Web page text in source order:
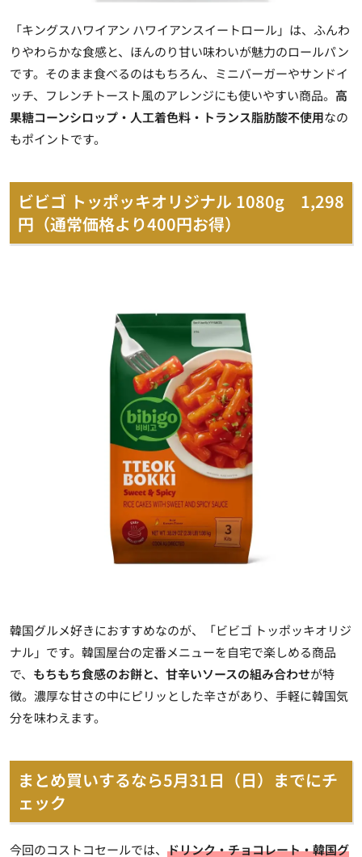
「キングスハワイアン ハワイアンスイートロール」は、ふんわ
りやわらかな食感と、ほんのり甘い味わいが魅力のロールパン
です。そのまま食べるのはもちろん、ミニバーガーやサンドイ
ッチ、フレンチトースト風のアレンジにも使いやすい商品。 高
果糖コーンシロップ・人工着色料・トランス脂肪酸不使用なの
もポイントです。
ビビゴ トッポッキオリジナル 1080g 1,298
円（通常価格より400円お得）
韓国グルメ好きにおすすめなのが、「ビビゴ トッポッキオリジ
ナル」です。韓国屋台の定番メニューを自宅で楽しめる商品
で、 もちもち食感のお餅と、甘辛いソースの組み合わせが特
徴。濃厚な甘さの中にピリッとした辛さがあり、手軽に韓国気
分を味わえます。
まとめ買いするなら5月31日（日）までにチ
ェック
今回のコストコセールでは、 ドリンク・チョコレート・韓国グ